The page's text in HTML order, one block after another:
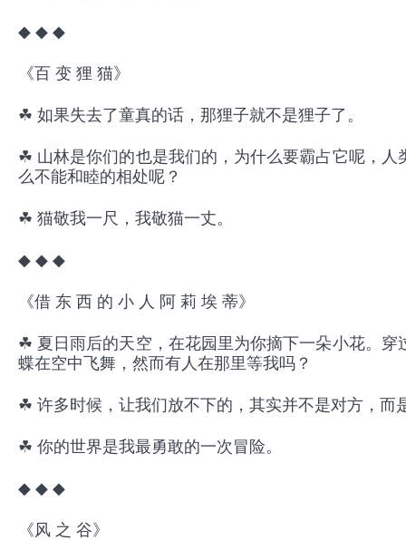
◆ ◆ ◆
《百 变 狸 猫》
☘ 如果失去了童真的话，那狸子就不是狸子了。
☘ 山林是你们的也是我们的，为什么要霸占它呢，人
么不能和睦的相处呢？
☘ 猫敬我一尺，我敬猫一丈。
◆ ◆ ◆
《借 东 西 的 小 人 阿 莉 埃 蒂》
☘ 夏日雨后的天空，在花园里为你摘下一朵小花。穿
蝶在空中飞舞，然而有人在那里等我吗？
☘ 许多时候，让我们放不下的，其实并不是对方，而
☘ 你的世界是我最勇敢的一次冒险。
◆ ◆ ◆
《风 之 谷》